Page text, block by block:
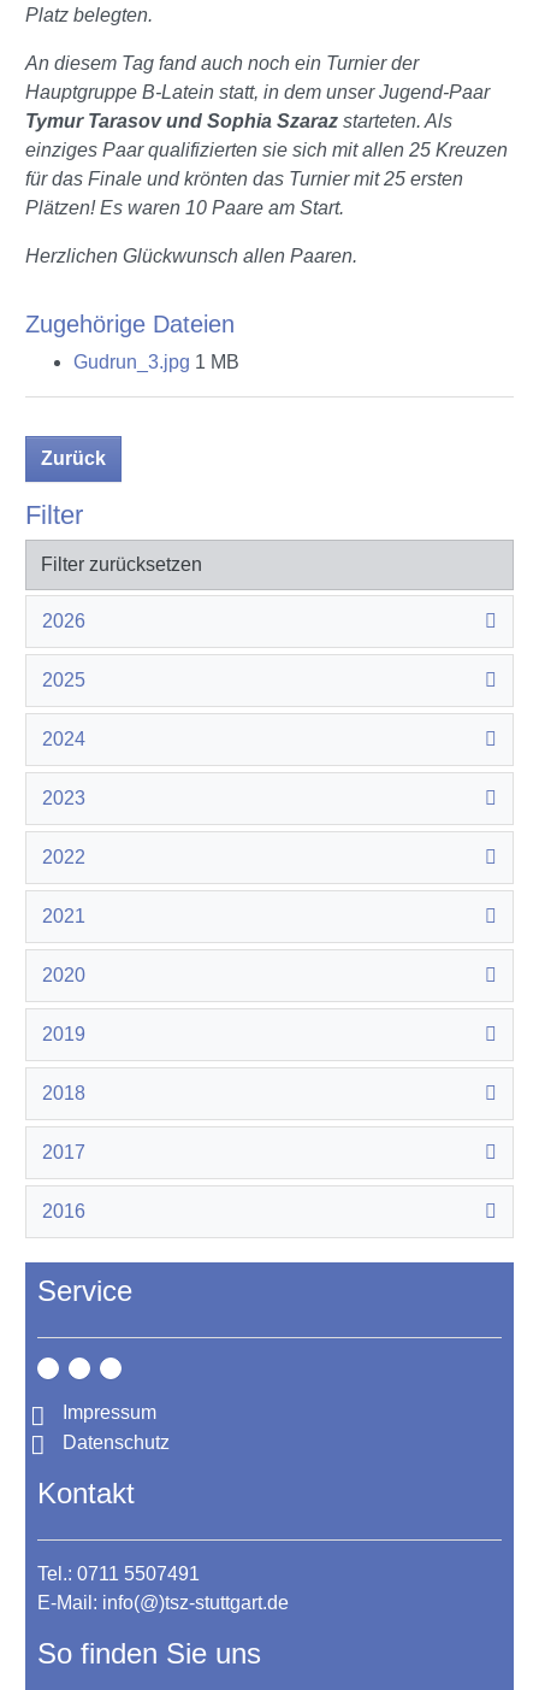
Platz belegten.
An diesem Tag fand auch noch ein Turnier der
Hauptgruppe B-Latein statt, in dem unser Jugend-Paar
Tymur Tarasov und Sophia Szaraz starteten. Als
einziges Paar qualifizierten sie sich mit allen 25 Kreuzen
für das Finale und krönten das Turnier mit 25 ersten
Plätzen! Es waren 10 Paare am Start.
Herzlichen Glückwunsch allen Paaren.
Zugehörige Dateien
Gudrun_3.jpg 1 MB
Zurück
Filter
Filter zurücksetzen
2026
2025
2024
2023
2022
2021
2020
2019
2018
2017
2016
Service
Impressum
Datenschutz
Kontakt
Tel.: 0711 5507491
E-Mail: info(@)tsz-stuttgart.de
So finden Sie uns